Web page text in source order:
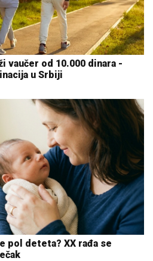
vaučer od 10.000 dinara -
u Srbiji
pol deteta? XX rađa se